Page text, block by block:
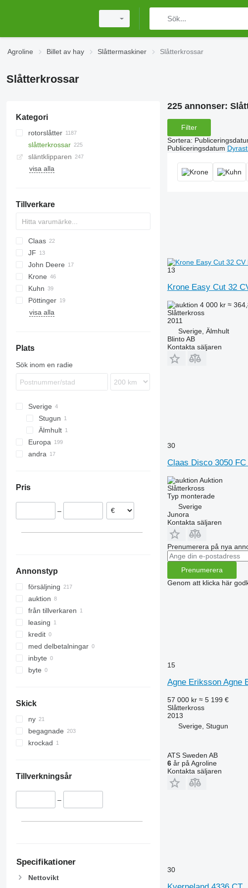
Agroline Billet av hay Slåttermaskiner Slåtterkrossar
Slåtterkrossar
Kategori
rotorslåtter
slåtterkrossar
släntklipparen
visa alla
Tillverkare
Claas
Direct Disc
Disco
SM
Slicer
JF
John Deere
331
530
730
990
Krone
AMT
Easycut
Kuhn
FC
Splendimo
MU
Pöttinger
Cat
KDD
R-series
Extra
visa alla
Plats
Sök inom en radie
Sverige
Stugun
Älmhult
Europa
Tyskland
Nederländerna
Polen
andra
Pris
–
Annonstyp
försäljning
auktion
från tillverkaren
leasing
kredit
med delbetalningar
inbyte
byte
Skick
ny
begagnade
krockad
Tillverkningsår
–
Specifikationer
Nettovikt
225 annonser:
Filter
Sortera:
Publiceringsdatum
13
Krone Easy Cut 32
4 000 kr ≈
Slåtterkross
2011
Sverige, Älmhult
Blinto AB
Kontakta säljaren
30
Claas Disco 3050 FC
Auktion
Slåtterkross
Typ monterade
Sverige
Junora
Kontakta säljaren
Prenumerera på nya
Prenumerera
Genom att klicka här
15
Agne Eriksson Agne
57 000 kr ≈ 5 199 €
Slåtterkross
2013
Sverige, Stugun
ATS Sweden AB
6år på Agroline
Kontakta säljaren
30